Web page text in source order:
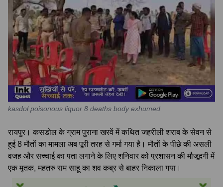
kasdol poisonous liquor 8 deaths body exhumed
रायपुर। कसडोल के ग्राम पुराना खरवें में कथित जहरीली शराब के सेवन से
हुई 8 मौतों का मामला अब पूरी तरह से गर्मा गया है। मौतों के पीछे की असली
वजह और सच्चाई का पता लगाने के लिए शनिवार को प्रशासन की मौजूदगी में
एक मृतक, महतरु राम साहू का शव कब्र से बाहर निकाला गया।